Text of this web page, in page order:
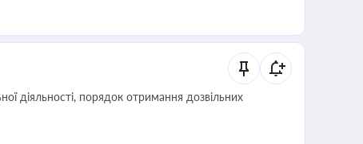
або бухгалтера під час оподаткування,
суб'єктів оціночної діяльності
діяльності, порядок отримання дозвільних